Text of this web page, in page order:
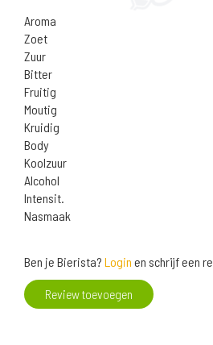
Aroma
Zoet
Zuur
Bitter
Fruitig
Moutig
Kruidig
Body
Koolzuur
Alcohol
Intensit.
Nasmaak
Ben je Bierista? Login en schrijf een
Review toevoegen